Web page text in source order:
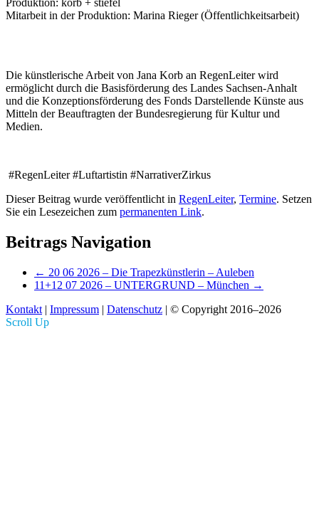
Mitarbeit in der Produktion: Marina Rieger (Öffentlichkeitsarbeit)
Die künstlerische Arbeit von Jana Korb an RegenLeiter wird
ermöglicht durch die Basisförderung des Landes Sachsen-Anhalt
und die Konzeptionsförderung des Fonds Darstellende Künste aus
Mitteln der Beauftragten der Bundesregierung für Kultur und
Medien.
#RegenLeiter #Luftartistin #NarrativerZirkus
Dieser Beitrag wurde veröffentlicht in RegenLeiter, Termine. Setzen
Sie ein Lesezeichen zum permanenten Link.
Beitrags Navigation
← 20 06 2026 – Die Trapezkünstlerin – Auleben
11+12 07 2026 – UNTERGRUND – München →
Kontakt | Impressum | Datenschutz | © Copyright 2016–2026
Scroll Up